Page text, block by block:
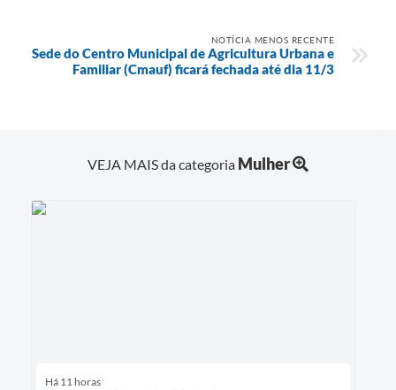
NOTÍCIA MENOS RECENTE
Sede do Centro Municipal de Agricultura Urbana e
Familiar (Cmauf) ficará fechada até dia 11/3
VEJA MAIS da categoria Mulher
Há 11 horas